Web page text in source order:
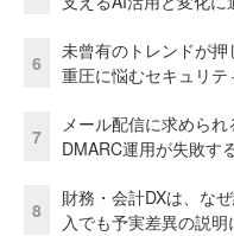
6
未曾有のトレンドが
重圧に悩むセキュリ
7
メール配信に求めら
DMARC運用が失敗す
8
財務・会計DXは、な
入でも予実差異の説